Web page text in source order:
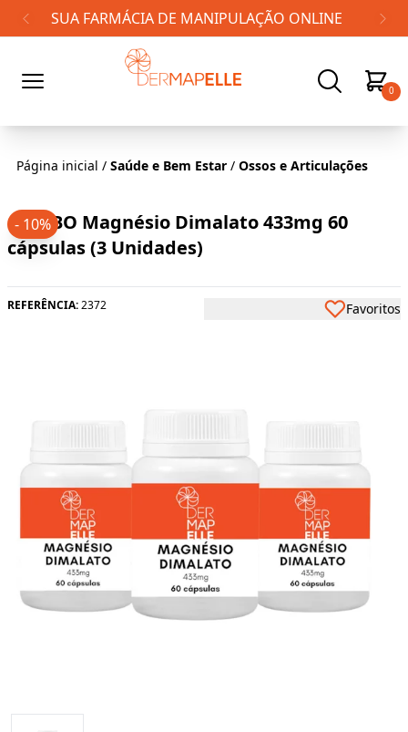
FRETE GRÁTIS PARA TODO BRASIL!
0
Página inicial / Saúde e Bem Estar / Ossos e Articulações
COMBO Magnésio Dimalato 433mg 60
cápsulas (3 Unidades)
REFERÊNCIA:2372 Favoritos
- 10%